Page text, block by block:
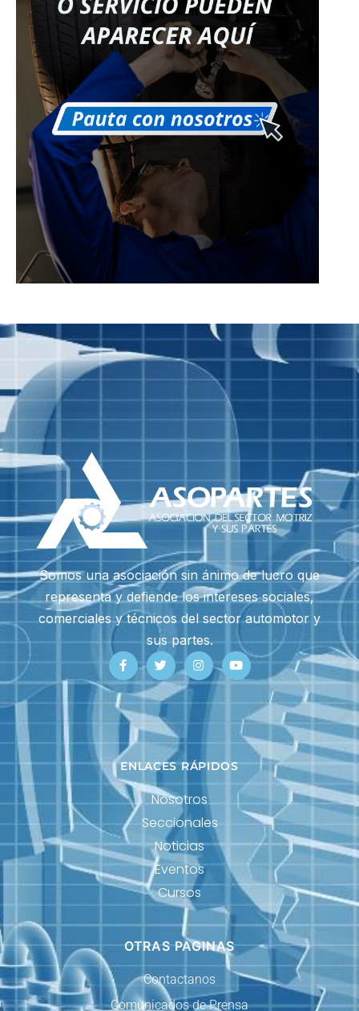
Somos una asociación sin ánimo de lucro que
representa y defiende los intereses sociales,
comerciales y técnicos del sector automotor y
sus partes.
ENLACES RÁPIDOS
Nosotros
Seccionales
Noticias
Eventos
Cursos
OTRAS PAGINAS
Contactanos
Comunicados de Prensa